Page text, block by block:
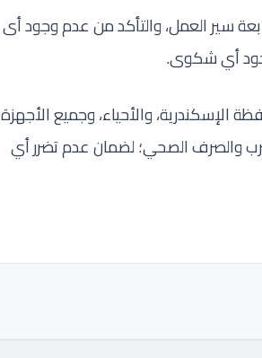
سير العمل، والتأكد من عدم وجود أى
أي شكوى.
الإسكندرية، والأحياء، وجميع الأجهزة
والصرف الصحي؛ لضمان عدم تضرر أي